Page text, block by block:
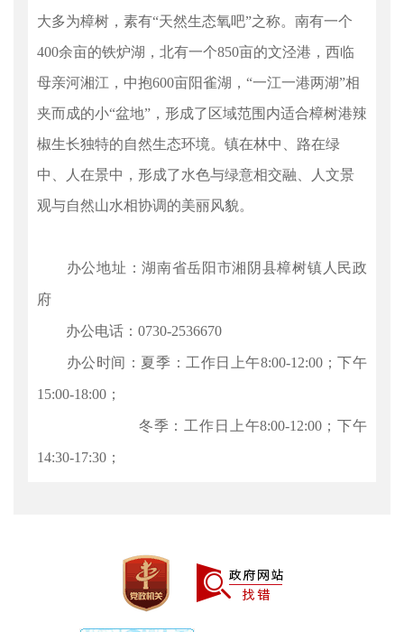
大多为樟树，素有“天然生态氧吧”之称。南有一个
400余亩的铁炉湖，北有一个850亩的文泾港，西临
母亲河湘江，中抱600亩阳雀湖，“一江一港两湖”相
夹而成的小“盆地”，形成了区域范围内适合樟树港辣
椒生长独特的自然生态环境。镇在林中、路在绿
中、人在景中，形成了水色与绿意相交融、人文景
观与自然山水相协调的美丽风貌。
办公地址：湖南省岳阳市湘阴县樟树镇人民政
府
办公电话：0730-2536670
办公时间：夏季：工作日上午8:00-12:00；下午
15:00-18:00；
冬季：工作日上午8:00-12:00；下午
14:30-17:30；